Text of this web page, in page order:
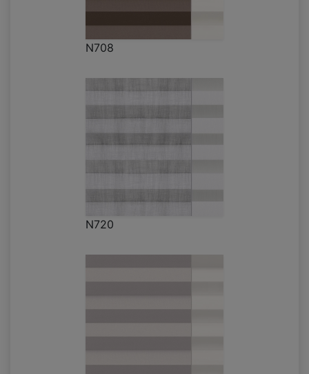
N708
N720